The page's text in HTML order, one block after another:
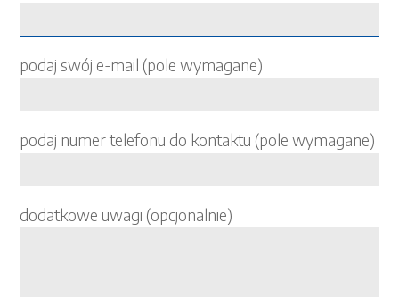
podaj swój e-mail (pole wymagane)
podaj numer telefonu do kontaktu (pole wymagane)
dodatkowe uwagi (opcjonalnie)